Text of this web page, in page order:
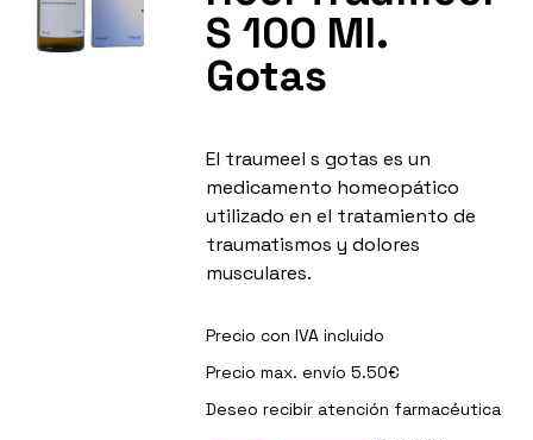
S 100 Ml.
Gotas
El traumeel s gotas es un
medicamento homeopático
utilizado en el tratamiento de
traumatismos y dolores
musculares.
Precio con IVA incluido
Precio max. envío 5.50€
Deseo recibir atención farmacéutica